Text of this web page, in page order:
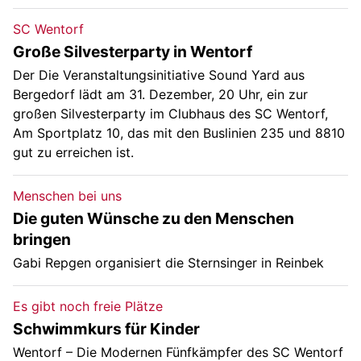
SC Wentorf
Große Silvesterparty in Wentorf
Der Die Veranstaltungsinitiative Sound Yard aus
Bergedorf lädt am 31. Dezember, 20 Uhr, ein zur
großen Silvesterparty im Clubhaus des SC Wentorf,
Am Sportplatz 10, das mit den Buslinien 235 und 8810
gut zu erreichen ist.
Menschen bei uns
Die guten Wünsche zu den Menschen
bringen
Gabi Repgen organisiert die Sternsinger in Reinbek
Es gibt noch freie Plätze
Schwimmkurs für Kinder
Wentorf – Die Modernen Fünfkämpfer des SC Wentorf